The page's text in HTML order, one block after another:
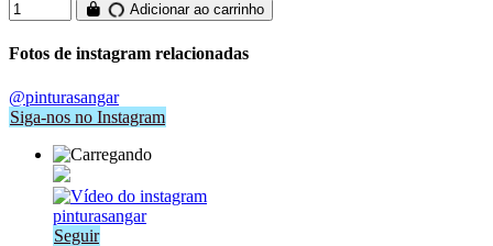
Adicionar ao carrinho
Fotos de instagram relacionadas
@pinturasangar
Siga-nos no Instagram
pinturasangar
Seguir